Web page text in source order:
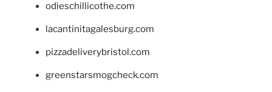
odieschillicothe.com
lacantinitagalesburg.com
pizzadeliverybristol.com
greenstarsmogcheck.com